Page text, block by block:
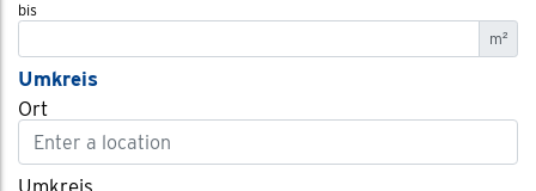
bis
m²
Umkreis
Ort